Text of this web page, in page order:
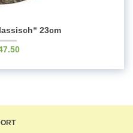
23cm